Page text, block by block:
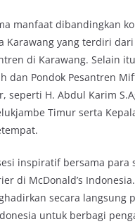
manfaat dibandingkan
Karawang yang terdiri
di Karawang. Selain
dan Pondok Pesantren
seperti H. Abdul Karim
Timur serta
inspiratif bersama
di McDonald’s
secara langsung
untuk berbagi